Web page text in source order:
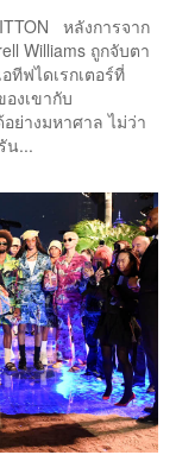
หลังการจาก
Williams ถูกจับตา
ทีฟไดเรกเตอร์ที่
งเขากับ
ย่างมหาศาล ไม่ว่า
น...